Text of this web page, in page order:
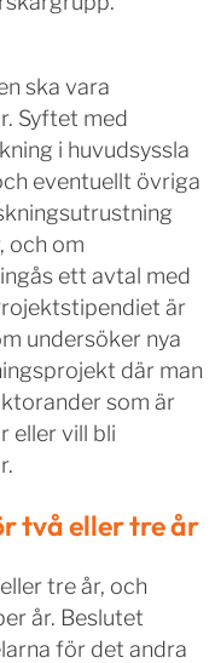
ska vara
Syftet med
i huvudsyssla
eventuellt övriga
och om
ett avtal med
är
undersöker nya
där man
som är
eller vill bli
två eller tre år
tre år, och
år. Beslutet
för det andra